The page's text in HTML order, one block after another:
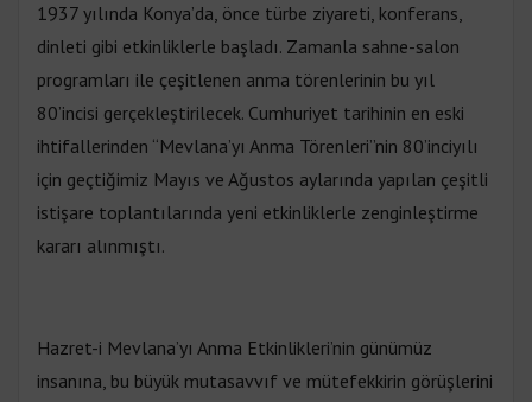
1937 yılında Konya’da, önce türbe ziyareti, konferans,
dinleti gibi etkinliklerle başladı. Zamanla sahne-salon
programları ile çeşitlenen anma törenlerinin bu yıl
80’incisi gerçekleştirilecek. Cumhuriyet tarihinin en eski
ihtifallerinden ‘‘Mevlana’yı Anma Törenleri’’nin 80’inciyılı
için geçtiğimiz Mayıs ve Ağustos aylarında yapılan çeşitli
istişare toplantılarında yeni etkinliklerle zenginleştirme
kararı alınmıştı.
Hazret-i Mevlana’yı Anma Etkinlikleri’nin günümüz
insanına, bu büyük mutasavvıf ve mütefekkirin görüşlerini